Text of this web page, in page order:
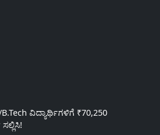
ವಿದ್ಯಾರ್ಥಿಗಳಿಗೆ ₹70,250